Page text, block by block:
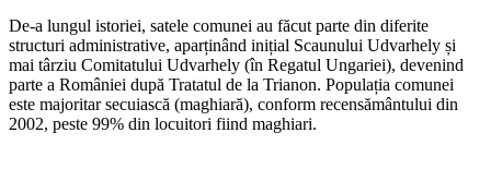
De-a lungul istoriei, satele comunei au făcut parte din diferite
structuri administrative, aparținând inițial Scaunului Udvarhely și
mai târziu Comitatului Udvarhely (în Regatul Ungariei), devenind
parte a României după Tratatul de la Trianon. Populația comunei
este majoritar secuiască (maghiară), conform recensământului din
2002, peste 99% din locuitori fiind maghiari.